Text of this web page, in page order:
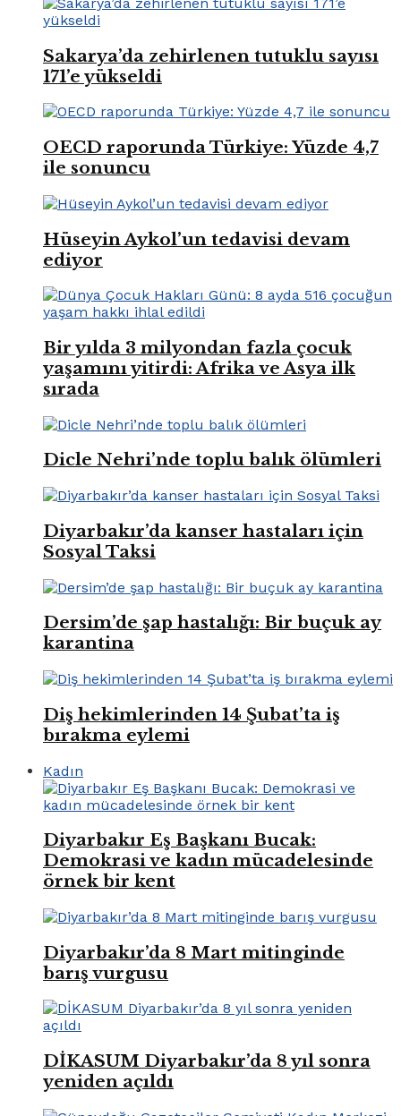
Sakarya’da zehirlenen tutuklu sayısı
171’e yükseldi
OECD raporunda Türkiye: Yüzde 4,7
ile sonuncu
Hüseyin Aykol’un tedavisi devam
ediyor
Bir yılda 3 milyondan fazla çocuk
yaşamını yitirdi: Afrika ve Asya ilk
sırada
Dicle Nehri’nde toplu balık ölümleri
Diyarbakır’da kanser hastaları için
Sosyal Taksi
Dersim’de şap hastalığı: Bir buçuk ay
karantina
Diş hekimlerinden 14 Şubat’ta iş
bırakma eylemi
Kadın
Diyarbakır Eş Başkanı Bucak:
Demokrasi ve kadın mücadelesinde
örnek bir kent
Diyarbakır’da 8 Mart mitinginde
barış vurgusu
DİKASUM Diyarbakır’da 8 yıl sonra
yeniden açıldı